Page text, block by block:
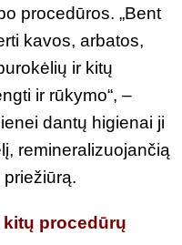
procedūros. „Bent
kavos, arbatos,
ir kitų
ir rūkymo“, –
dantų higienai ji
remineralizuojančią
procedūrų